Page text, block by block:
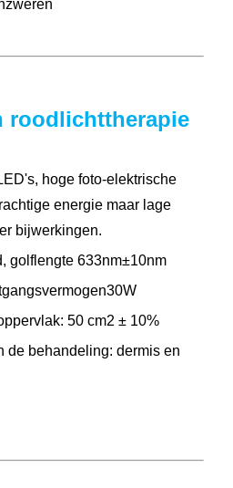
roodlichttherapie
hoge foto-elektrische
energie maar lage
bijwerkingen.
golflengte 633nm±10nm
50 cm2 ± 10%
de behandeling: dermis en